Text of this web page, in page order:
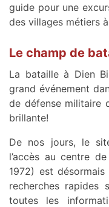
guide pour une
des villages métiers
Le champ de
La bataille à Dien
grand événement
de défense militaire
brillante!
De nos jours, le
l’accès au centre
1972) est
recherches rapides
toutes les